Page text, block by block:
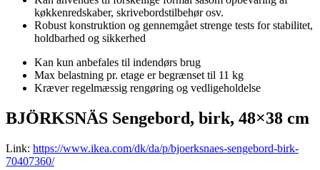
køkkenredskaber, skrivebordstilbehør osv.
Robust konstruktion og gennemgået strenge tests for stabilitet,
holdbarhed og sikkerhed
Kan kun anbefales til indendørs brug
Max belastning pr. etage er begrænset til 11 kg
Kræver regelmæssig rengøring og vedligeholdelse
BJÖRKSNÄS Sengebord, birk, 48×38 cm
Link: https://www.ikea.com/dk/da/p/bjoerksnaes-sengebord-birk-
70407360/